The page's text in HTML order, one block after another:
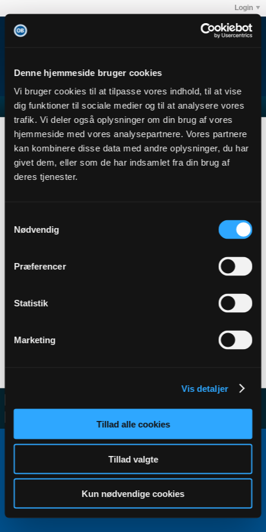
Denne hjemmeside bruger cookies
Vi bruger cookies til at tilpasse vores indhold, til at vise
dig funktioner til sociale medier og til at analysere vores
trafik. Vi deler også oplysninger om din brug af vores
hjemmeside med vores analysepartnere. Vores partnere
kan kombinere disse data med andre oplysninger, du har
givet dem, eller som de har indsamlet fra din brug af
deres tjenester.
Nødvendig
Præferencer
Statistik
Marketing
Vis detaljer
Tillad alle cookies
Tillad valgte
Kun nødvendige cookies
Login
User Profile
O´nse
Senior Member
0
0
Copyright ©2000 - 2026, Jelsoft Enterprises Ltd.
All times are GMT+1. This page was generated at 19:18.